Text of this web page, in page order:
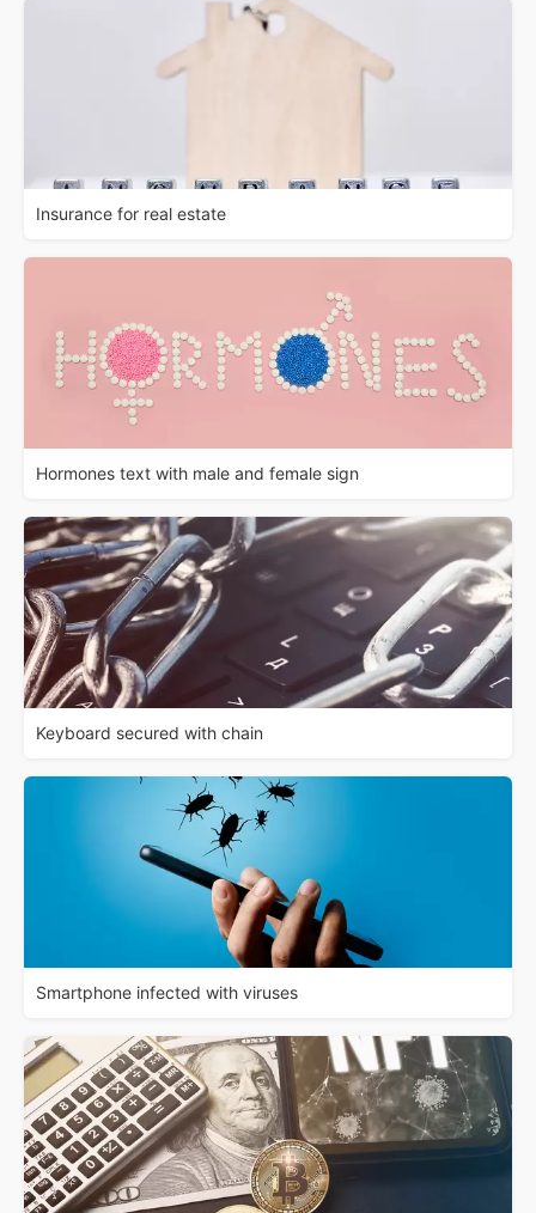
Insurance for real estate
Hormones text with male and female sign
Keyboard secured with chain
Smartphone infected with viruses